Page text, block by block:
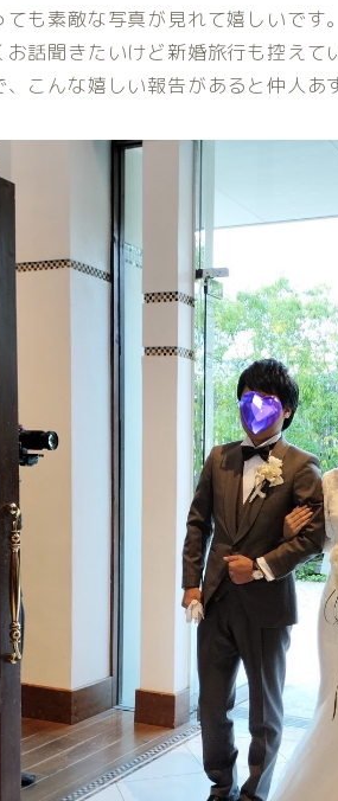
ても素敵な写真が見れて嬉しいです。
お話聞きたいけど新婚旅行も控え
、こんな嬉しい報告があると仲人あ